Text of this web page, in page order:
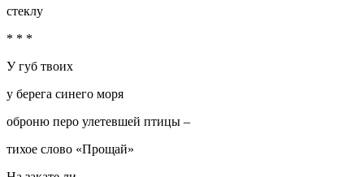
стеклу
* * *
У губ твоих
у берега синего моря
оброню перо улетевшей птицы –
тихое слово «Прощай»